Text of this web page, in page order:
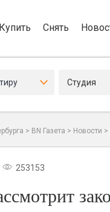
Купить Снять
Студия
> BN Газета > Новости >
253153